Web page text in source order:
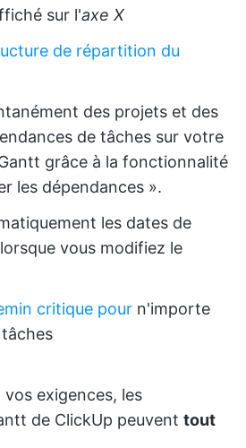
sur l'axe X
de répartition du
des projets et des
de tâches sur votre
grâce à la fonctionnalité
les dépendances ».
les dates de
vous modifiez le
critique pour n'importe
vos exigences, les
de ClickUp peuvent tout